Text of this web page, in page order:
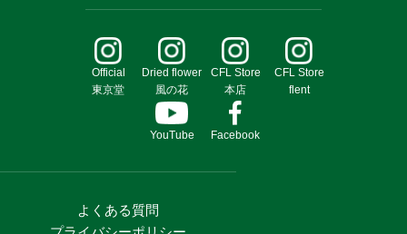
Official
東京堂
Dried flower
風の花
CFL Store
本店
CFL Store
flent
YouTube Facebook
よくある質問